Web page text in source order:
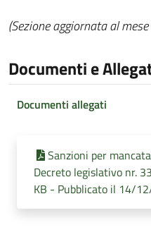
(Sezione aggiornata al
Documenti e
Documenti allegati
Sanzioni per
Decreto legislativo nr.
KB - Pubblicato il 14/